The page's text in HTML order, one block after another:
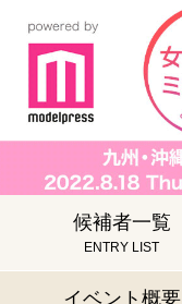
候補者一覧
ENTRY LIST
イベント概要